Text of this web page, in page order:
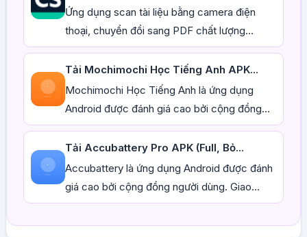
Ứng dụng scan tài liệu bằng camera điện
thoại, chuyển đổi sang PDF chất lượng...
Tải Mochimochi Học Tiếng Anh APK...
Mochimochi Học Tiếng Anh là ứng dụng
Android được đánh giá cao bởi cộng đồng...
Tải Accubattery Pro APK (Full, Bỏ...
Accubattery là ứng dụng Android được đánh
giá cao bởi cộng đồng người dùng. Giao...